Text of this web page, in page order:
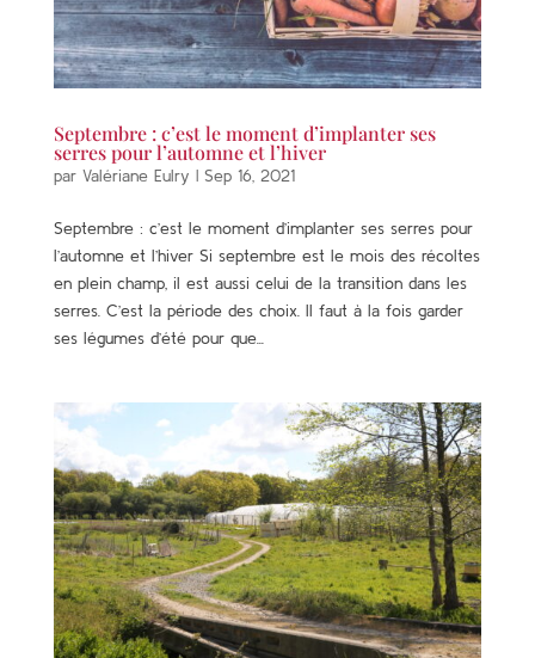
Septembre : c’est le moment d’implanter ses
serres pour l’automne et l’hiver
par Valériane Eulry | Sep 16, 2021
Septembre : c’est le moment d’implanter ses serres pour
l’automne et l’hiver Si septembre est le mois des récoltes
en plein champ, il est aussi celui de la transition dans les
serres. C’est la période des choix. Il faut à la fois garder
ses légumes d’été pour que...